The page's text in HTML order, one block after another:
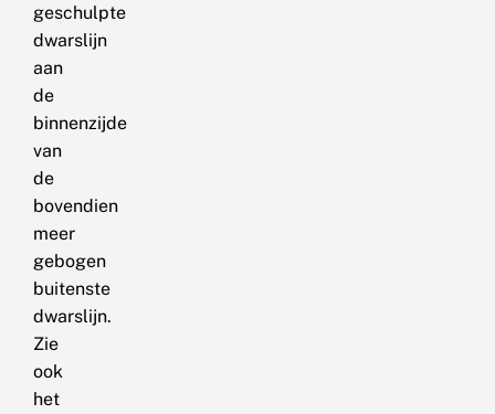
geschulpte
dwarslijn
aan
de
binnenzijde
van
de
bovendien
meer
gebogen
buitenste
dwarslijn.
Zie
ook
het